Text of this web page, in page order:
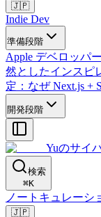
🇯🇵
Indie Dev
準備段階
Apple デベロッパ
然としたインスピ
定：なぜ Next.js +
開発段階
Yuのサイ
検索
⌘K
ノート キュレーシ
🇯🇵